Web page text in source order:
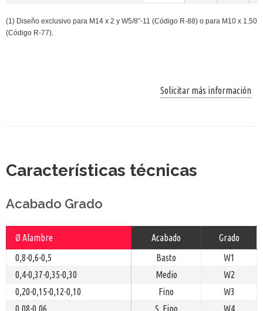
(1) Diseño exclusivo para M14 x 2 y W5/8”-11 (Código R-88) o para M10 x 1,50
(Código R-77).
Solicitar más información
Características técnicas
Acabado Grado
Ø Alambre Acabado
Grado
0,8-0,6-0,5
Basto
W1
0,4-0,37-0,35-0,30
Medio
W2
0,20-0,15-0,12-0,10
Fino
W3
0,08-0,06
S. Fino W4